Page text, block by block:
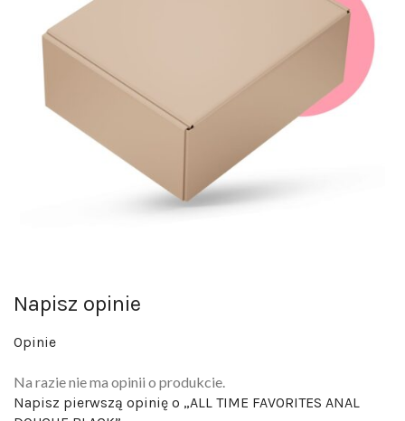
Opinie
Napisz pierwszą opinię o „ALL TIME FAVORITES ANAL
DOUCHE BLACK”